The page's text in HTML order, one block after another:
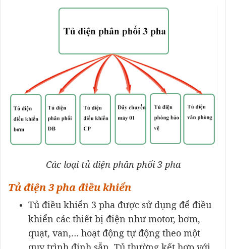
Các loại tủ điện phân phối 3 pha
Tủ điện 3 pha điều khiển
Tủ điều khiển 3 pha được sử dụng để điều
khiển các thiết bị điện như motor, bơm,
quạt, van,… hoạt động tự động theo một